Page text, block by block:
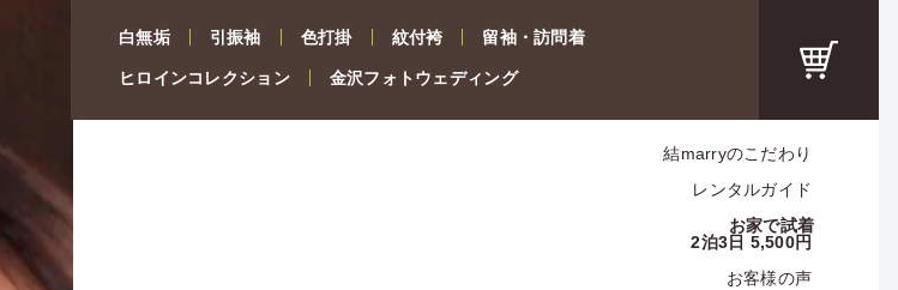
白無垢 引振袖 色打掛 紋付袴 留袖・訪問着
ヒロインコレクション 金沢フォトウェディング
結marryのこだわり
レンタルガイド
お家で試着
2泊3日 5,500円
お客様の声